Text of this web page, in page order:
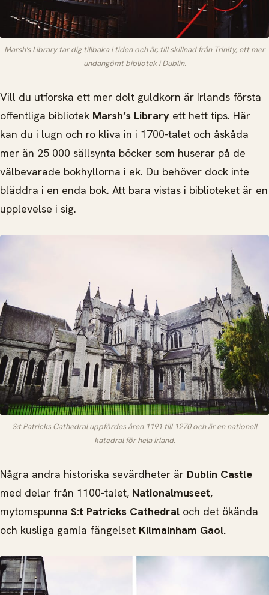
Marsh's Library tar dig tillbaka i tiden och är, till skillnad från Trinity, ett mer
undangömt bibliotek i Dublin.
Vill du utforska ett mer dolt guldkorn är Irlands första
offentliga bibliotek Marsh’s Library ett hett tips. Här
kan du i lugn och ro kliva in i 1700-talet och åskåda
mer än 25 000 sällsynta böcker som huserar på de
välbevarade bokhyllorna i ek. Du behöver dock inte
bläddra i en enda bok. Att bara vistas i biblioteket är en
upplevelse i sig.
S:t Patricks Cathedral uppfördes åren 1191 till 1270 och är en nationell
katedral för hela Irland.
Några andra historiska sevärdheter är Dublin Castle
med delar från 1100-talet, Nationalmuseet,
mytomspunna S:t Patricks Cathedral och det ökända
och kusliga gamla fängelset Kilmainham Gaol.